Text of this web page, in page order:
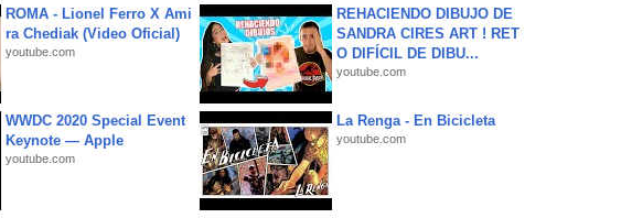
ROMA - Lionel Ferro X Ami
ra Chediak (Video Oficial)
youtube.com
REHACIENDO DIBUJO DE
SANDRA CIRES ART ! RET
O DIFÍCIL DE DIBU...
youtube.com
WWDC 2020 Special Event
Keynote — Apple
youtube.com
La Renga - En Bicicleta
youtube.com